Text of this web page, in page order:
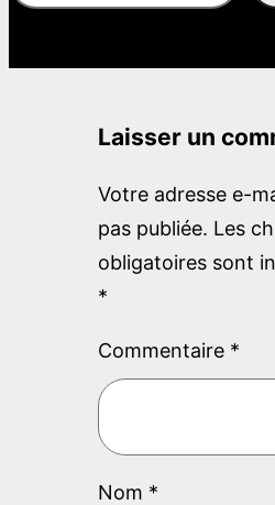
r
Laisser un
Votre adresse e-
pas publiée. Les
obligatoires sont
*
Commentaire *
Nom *